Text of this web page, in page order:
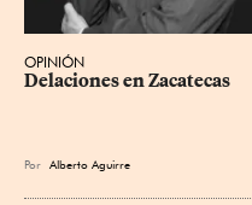
OPINIÓN
Delaciones en Zacatecas
Por Alberto Aguirre